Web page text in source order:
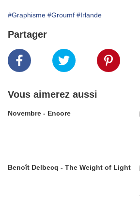
#Graphisme #Groumf #Irlande
Partager
Vous aimerez aussi
Novembre - Encore
Benoît Delbecq - The Weight of Light